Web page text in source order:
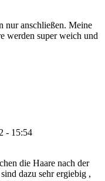
nur anschließen. Meine
werden super weich und
- 15:54
die Haare nach der
dazu sehr ergiebig ,